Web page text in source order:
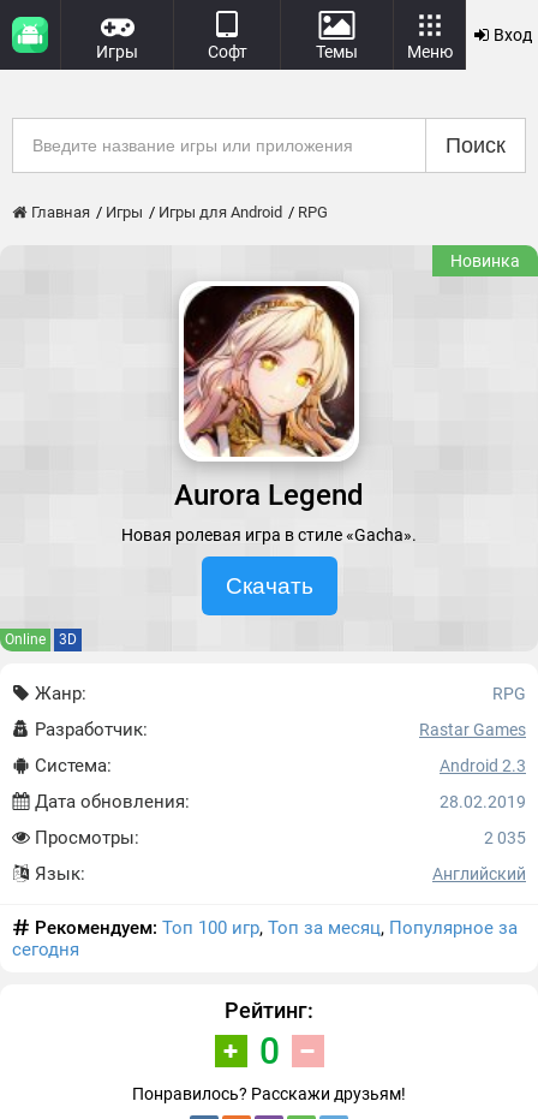
Игры Софт Темы Меню
Вход
Поиск
Главная Игры Игры для Android RPG
Новинка
Aurora Legend
Новая ролевая игра в стиле «Gacha».
Скачать
Online 3D
Жанр: RPG
Разработчик: Rastar Games
Система: Android 2.3
Дата обновления: 28.02.2019
Просмотры: 2 035
Язык: Английский
Рекомендуем: Топ 100 игр, Топ за месяц, Популярное за
сегодня
Рейтинг:
0
Понравилось? Расскажи друзьям!